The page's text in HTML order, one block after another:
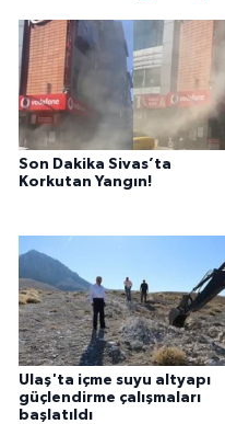
Son Dakika Sivas’ta
Korkutan Yangın!
Ulaş'ta içme suyu altyapı
güçlendirme çalışmaları
başlatıldı